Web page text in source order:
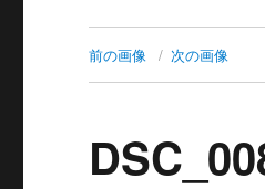
前の画像 次の画像